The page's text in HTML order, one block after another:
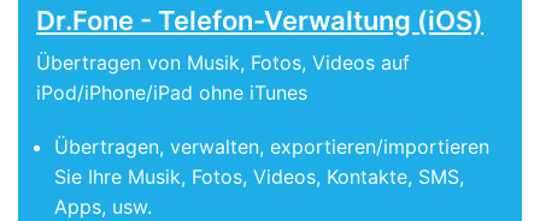
Dr.Fone - Telefon-Verwaltung (iOS)
Übertragen von Musik, Fotos, Videos auf
iPod/iPhone/iPad ohne iTunes
Übertragen, verwalten, exportieren/importieren
Sie Ihre Musik, Fotos, Videos, Kontakte, SMS,
Apps, usw.